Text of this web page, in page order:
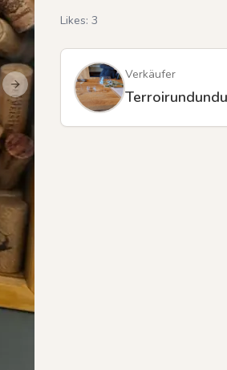
Next slide
Likes: 3
Verkäufer